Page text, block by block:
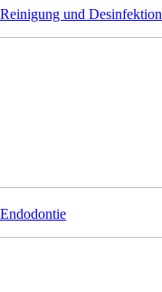
und Desinfektion